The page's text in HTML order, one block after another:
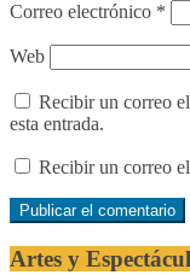
Correo electrónico *
Web
Recibir un correo
esta entrada.
Recibir un correo
Artes y